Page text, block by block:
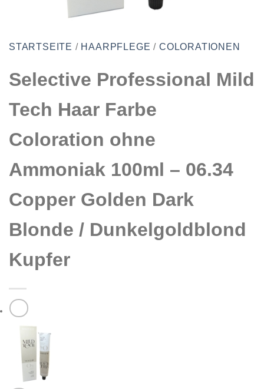
STARTSEITE / HAARPFLEGE / COLORATIONEN
Selective Professional Mild
Tech Haar Farbe
Coloration ohne
Ammoniak 100ml – 06.34
Copper Golden Dark
Blonde / Dunkelgoldblond
Kupfer